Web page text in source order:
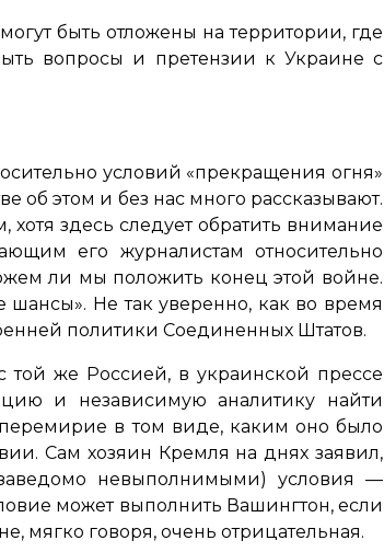
быть отложены на территории, где
вопросы и претензии к Украине с
условий «прекращения огня»
об этом и без нас много рассказывают.
здесь следует обратить внимание
его журналистам относительно
ли мы положить конец этой войне.
шансы». Не так уверенно, как во время
политики Соединенных Штатов.
той же Россией, в украинской прессе
и независимую аналитику найти
перемирие в том виде, каким оно было
Сам хозяин Кремля на днях заявил,
невыполнимыми) условия —
может выполнить Вашингтон, если
мягко говоря, очень отрицательная.